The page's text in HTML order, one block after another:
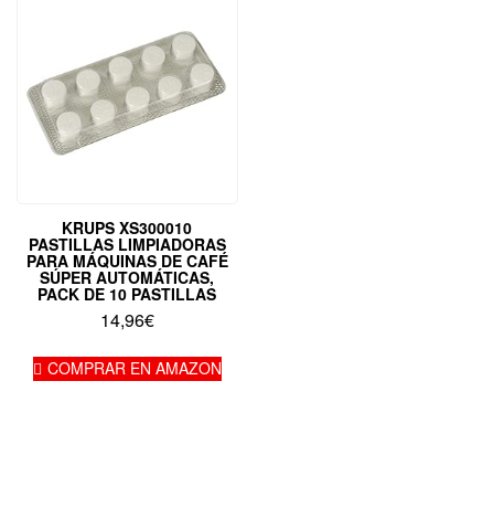
KRUPS XS300010
PASTILLAS LIMPIADORAS
PARA MÁQUINAS DE CAFÉ
SÚPER AUTOMÁTICAS,
PACK DE 10 PASTILLAS
14,96€
COMPRAR EN AMAZON